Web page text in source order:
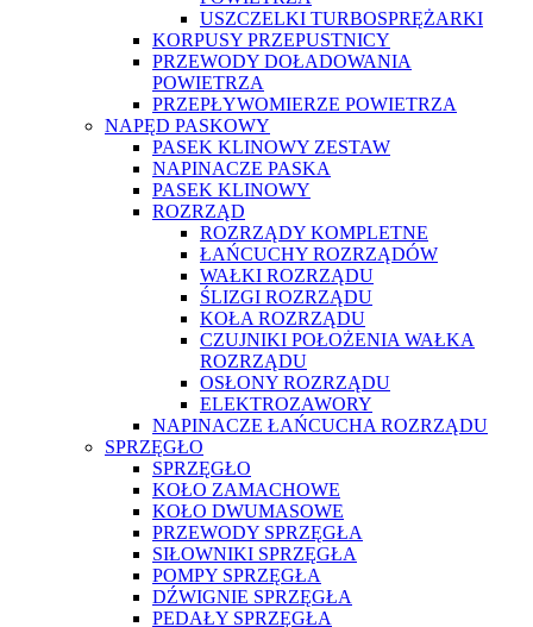
USZCZELKI TURBOSPRĘŻARKI
KORPUSY PRZEPUSTNICY
PRZEWODY DOŁADOWANIA
POWIETRZA
PRZEPŁYWOMIERZE POWIETRZA
NAPĘD PASKOWY
PASEK KLINOWY ZESTAW
NAPINACZE PASKA
PASEK KLINOWY
ROZRZĄD
ROZRZĄDY KOMPLETNE
ŁAŃCUCHY ROZRZĄDÓW
WAŁKI ROZRZĄDU
ŚLIZGI ROZRZĄDU
KOŁA ROZRZĄDU
CZUJNIKI POŁOŻENIA WAŁKA
ROZRZĄDU
OSŁONY ROZRZĄDU
ELEKTROZAWORY
NAPINACZE ŁAŃCUCHA ROZRZĄDU
SPRZĘGŁO
SPRZĘGŁO
KOŁO ZAMACHOWE
KOŁO DWUMASOWE
PRZEWODY SPRZĘGŁA
SIŁOWNIKI SPRZĘGŁA
POMPY SPRZĘGŁA
DŹWIGNIE SPRZĘGŁA
PEDAŁY SPRZĘGŁA